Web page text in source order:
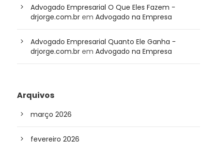
Advogado Empresarial O Que Eles Fazem -
drjorge.com.br em Advogado na Empresa
Advogado Empresarial Quanto Ele Ganha -
drjorge.com.br em Advogado na Empresa
Arquivos
março 2026
fevereiro 2026